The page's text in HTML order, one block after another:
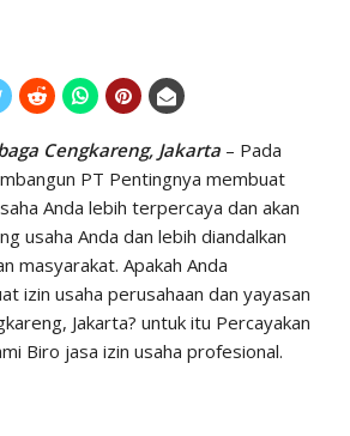
Cengkareng, Jakarta – Pada
PT Pentingnya membuat
Anda lebih terpercaya dan akan
usaha Anda dan lebih diandalkan
masyarakat. Apakah Anda
izin usaha perusahaan dan yayasan
Jakarta? untuk itu Percayakan
Biro jasa izin usaha profesional.